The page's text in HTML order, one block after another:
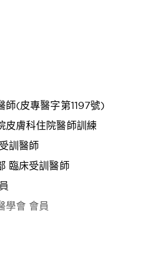
師(皮專醫字第1197號)
皮膚科住院醫師訓練
訓醫師
臨床受訓醫師
學會 會員